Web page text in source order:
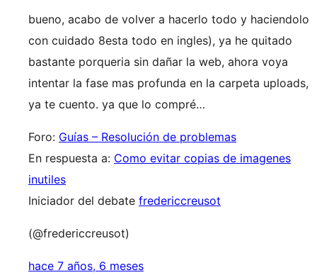
bueno, acabo de volver a hacerlo todo y haciendolo
con cuidado 8esta todo en ingles), ya he quitado
bastante porqueria sin dañar la web, ahora voya
intentar la fase mas profunda en la carpeta uploads,
ya te cuento. ya que lo compré…
Foro: Guías – Resolución de problemas
En respuesta a: Como evitar copias de imagenes
inutiles
Iniciador del debate fredericcreusot
(@fredericcreusot)
hace 7 años, 6 meses